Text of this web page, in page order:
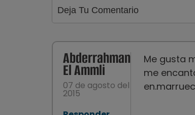
Abderrahman
El Ammli
07 de agosto del
2015
Me gusta
me